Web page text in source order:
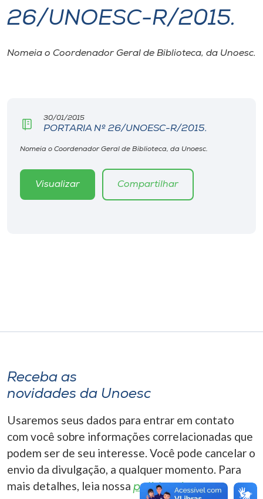
I.nova
CPA
Editora
Selecione
o idioma
A+
26/UNOESC-R/2015.
Nomeia o Coordenador Geral de Biblioteca, da Unoesc.
30/01/2015
PORTARIA Nº 26/UNOESC-R/2015.
Nomeia o Coordenador Geral de Biblioteca, da Unoesc.
Visualizar Compartilhar
Receba as
novidades da Unoesc
Usaremos seus dados para entrar em contato
com você sobre informações correlacionadas que
podem ser de seu interesse. Você pode cancelar o
envio da divulgação, a qualquer momento. Para
mais detalhes, leia nossa política de